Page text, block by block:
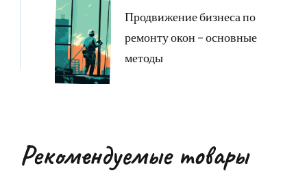
Продвижение бизнеса по
ремонту окон – основные
методы
Рекомендуемые товары